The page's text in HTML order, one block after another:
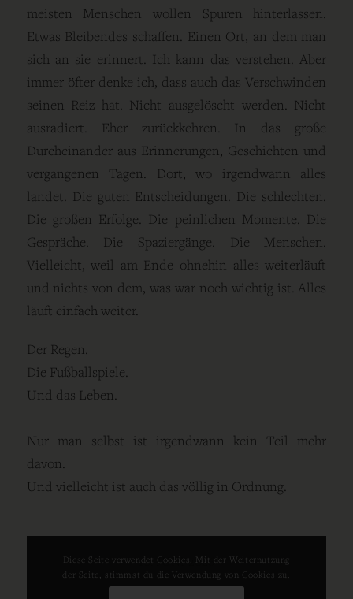
meisten Menschen wollen Spuren hinterlassen.
Etwas Bleibendes schaffen. Einen Ort, an dem man
sich an sie erinnert. Ich kann das verstehen. Aber
immer öfter denke ich, dass auch das Verschwinden
seinen Reiz hat. Nicht ausgelöscht werden. Nicht
ausradiert. Eher zurückkehren. In das große
Durcheinander aus Erinnerungen, Geschichten und
vergangenen Tagen. Dort, wo irgendwann alles
landet. Die guten Entscheidungen. Die schlechten.
Die großen Erfolge. Die peinlichen Momente. Die
Gespräche. Die Spaziergänge. Die Menschen.
Vielleicht, weil am Ende ohnehin alles weiterläuft
und nichts von dem, was war noch wichtig ist. Alles
läuft einfach weiter.
Der Regen.
Die Fußballspiele.
Und das Leben.
Nur man selbst ist irgendwann kein Teil mehr
davon.
Und vielleicht ist auch das völlig in Ordnung.
10. JUNI 2026
Diese Seite verwendet Cookies. Mit der Weiternutzung
der Seite, stimmst du die Verwendung von Cookies zu.